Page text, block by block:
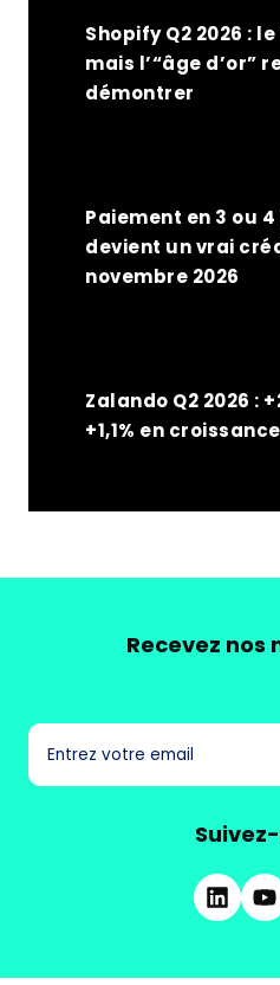
Shopify Q2 2026 :
mais l’“âge d’or”
démontrer
Paiement en 3 ou 4
devient un vrai
novembre 2026
Zalando Q2 2026 :
+1,1% en
Recevez nos